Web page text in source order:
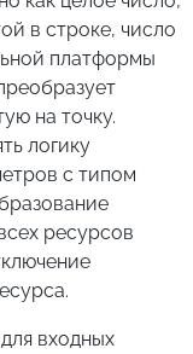
в строке, число
платформы
на точку.
логику
с типом
ресурсов
входных